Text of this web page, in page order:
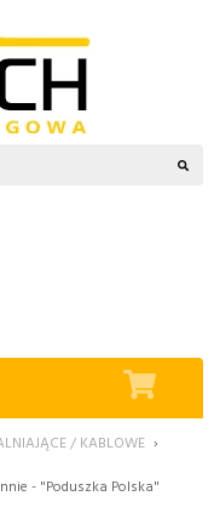
/ KABLOWE ›
- "Poduszka Polska"